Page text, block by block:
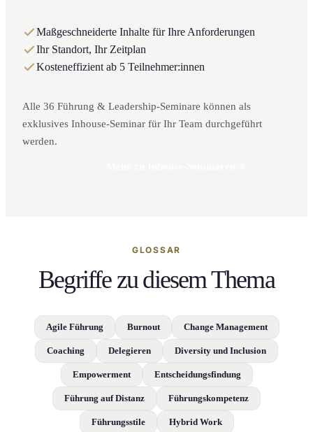
Maßgeschneiderte Inhalte für Ihre Anforderungen
Ihr Standort, Ihr Zeitplan
Kosteneffizient ab 5 Teilnehmer:innen
Alle 36 Führung & Leadership-Seminare können als
exklusives Inhouse-Seminar für Ihr Team durchgeführt
werden.
GLOSSAR
Begriffe zu diesem Thema
Agile Führung Burnout Change Management
Coaching Delegieren Diversity und Inclusion
Empowerment Entscheidungsfindung
Führung auf Distanz Führungskompetenz
Führungsstile Hybrid Work